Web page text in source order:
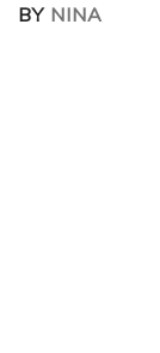
BY NINA